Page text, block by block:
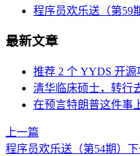
程序员欢乐送（第59
最新文章
推荐 2 个 YYDS 开源
清华临床硕士，转行
在预言特朗普这件事
上一篇
程序员欢乐送（第54期）